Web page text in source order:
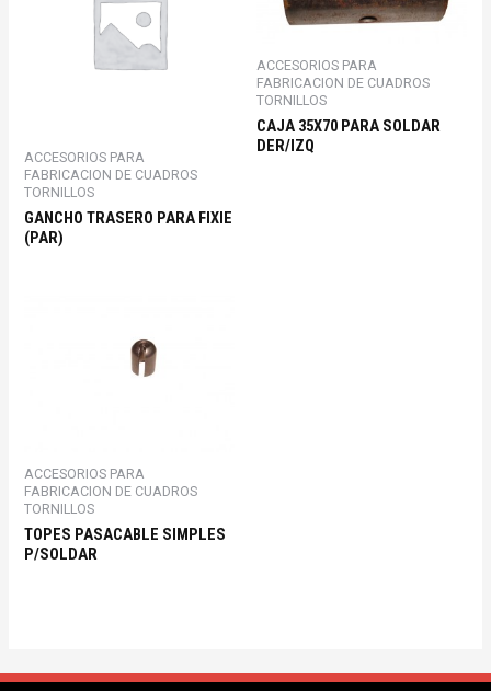
ACCESORIOS PARA
FABRICACION DE CUADROS
TORNILLOS
GANCHO TRASERO PARA FIXIE
(PAR)
ACCESORIOS PARA
FABRICACION DE CUADROS
TORNILLOS
CAJA 35X70 PARA SOLDAR
DER/IZQ
ACCESORIOS PARA
FABRICACION DE CUADROS
TORNILLOS
TOPES PASACABLE SIMPLES
P/SOLDAR